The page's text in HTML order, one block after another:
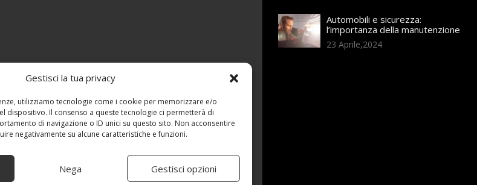
Gestisci la tua privacy
utilizziamo tecnologie come i cookie per memorizzare e/o
dispositivo. Il consenso a queste tecnologie ci permetterà di
di navigazione o ID unici su questo sito. Non acconsentire
negativamente su alcune caratteristiche e funzioni.
Nega Gestisci opzioni
Automobili e sicurezza:
l’importanza della manutenzione
23 Aprile,2024